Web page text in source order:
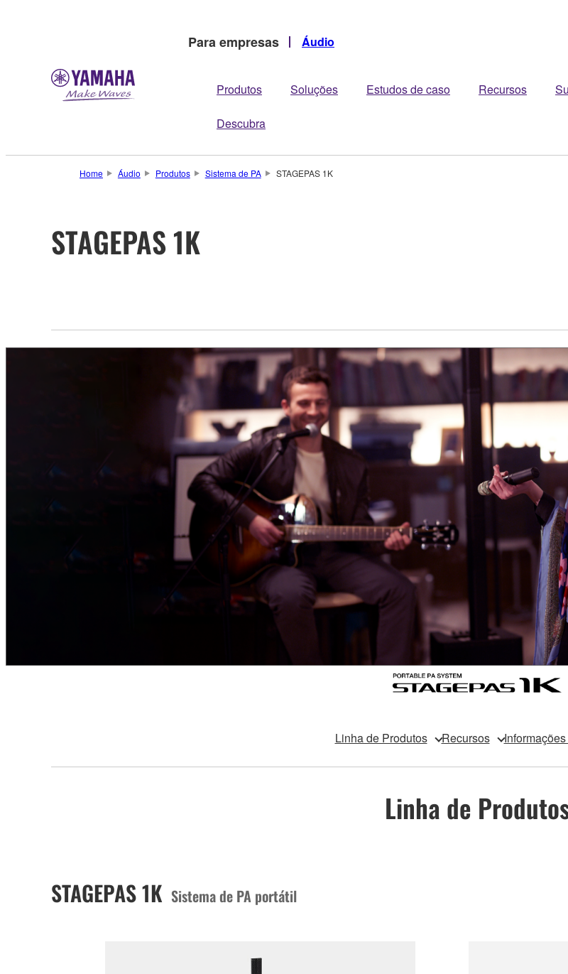
Para empresas Áudio
Produtos Soluções Estudos de caso Recursos
Descubra
Home Áudio Produtos Sistema de PA STAGEPAS 1K
STAGEPAS 1K
Linha de Produtos Recursos
Linha de
STAGEPAS 1K Sistema de PA portátil